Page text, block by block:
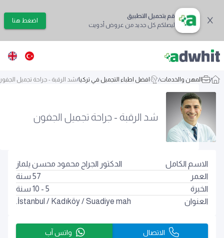
قم بتحميل التطبيق
ليصلكم كل جديد من عروض أدويت
اضغط هنا
/ المهن والخدمات/ افضل اطباء التجميل في تركيا/شد الرقبة - جراحة تجميل
شد الرقبة - جراحة تجميل الجفون
الاسم الكامل
الدكتور الجراح محمود محسن يلماز
العمر
57 سنة
الخبرة
5 - 10 سنة
العنوان
İstanbul / Kadıköy/Suadiye mah.
الاتصال واتس آب